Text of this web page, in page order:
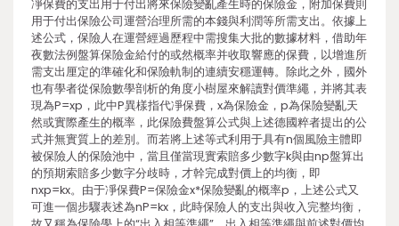
凈保費的支出用于付出將來保險變亂產生時的保險金，附加保費則
用于付出保險公司運營治理所需的本錢與利潤等所需支出。依據上
述公式，保險人在運營經過歷程中需搜集大批的數據材料，借助年
夜數法例盤算保險金給付的或然概率并收取響應的保費，以增進所
需支出厘定的準確化和保險軌制的連續安穩運轉。除此之外，國外
也有學者從保險數學剖析的角度小樹屋來解讀對價準繩，并將其表
現為P=xp，此中P異樣指代凈保費，x為保險金，p為保險變亂天
然或實際產生的概率，此保險費盤算公式與上述德國粹者提出的公
式并無實質上的差別。而若將上述等式利用于具有n個風險主體即
被保險人的保險池中，當且僅當現實索賠多少數字k與由np盤算出
的預期索賠多少數字分歧時，才幹完成對價上的均衡，即
nxp=kx。由于凈保費P=保險金x*保險變亂的概率p，上述公式又
可進一個步驟表述為nP=kx，此時保險人的支出與收入完整均衡，